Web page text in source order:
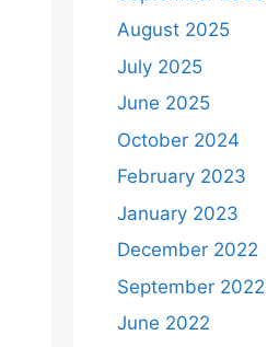
August 2025
July 2025
June 2025
October 2024
February 2023
January 2023
December 2022
September 2022
June 2022